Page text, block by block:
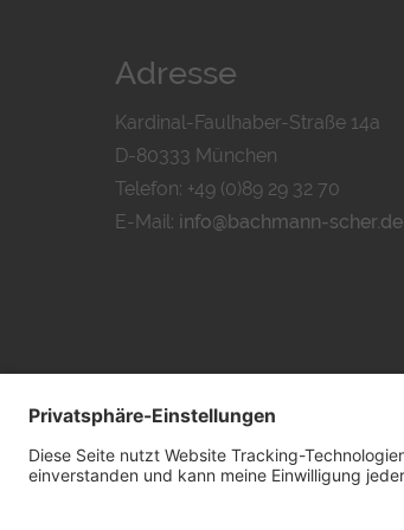
Adresse
Kardinal-Faulhaber-Straße 14a
D-80333 München
Telefon: +49 (0)89 29 32 70
E-Mail: info@bachmann-scher.de